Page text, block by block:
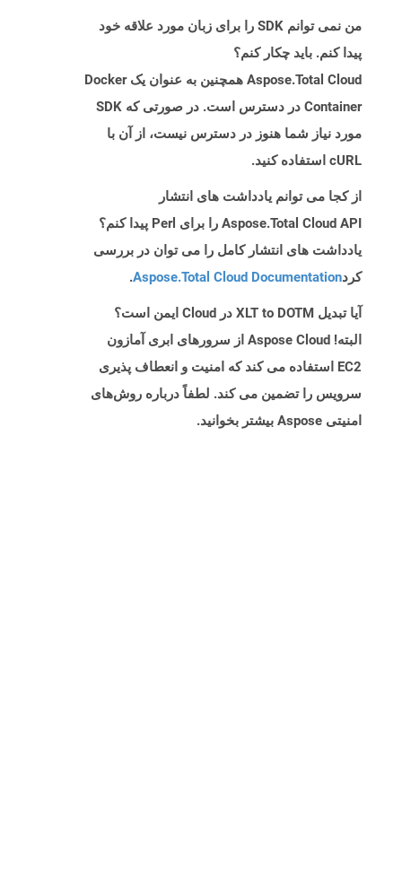
من نمی توانم SDK را برای زبان مورد علاقه خود
پیدا کنم. باید چکار کنم؟
Aspose.Total Cloud همچنین به عنوان یک Docker
Container در دسترس است. در صورتی که SDK
مورد نیاز شما هنوز در دسترس نیست، از آن با
cURL استفاده کنید.
از کجا می توانم یادداشت های انتشار
Aspose.Total Cloud API را برای Perl پیدا کنم؟
یادداشت های انتشار کامل را می توان در بررسی
کردAspose.Total Cloud Documentation
.
آیا تبدیل XLT to DOTM در Cloud ایمن است؟
البته! Aspose Cloud از سرورهای ابری آمازون
EC2 استفاده می کند که امنیت و انعطاف پذیری
سرویس را تضمین می کند. لطفاً درباره روش‌های
امنیتی Aspose بیشتر بخوانید.